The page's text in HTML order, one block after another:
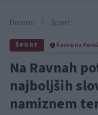
Domov / Šport
ŠPORT Ravne na
Na Ravnah
najboljših
namiznem